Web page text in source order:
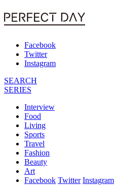
Facebook
Twitter
Instagram
SEARCH
SERIES
Interview
Food
Living
Sports
Travel
Fashion
Beauty
Art
Facebook Twitter Instagram